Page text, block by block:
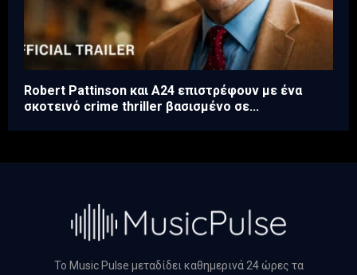
Robert Pattinson και A24 επιστρέφουν με ένα
σκοτεινό crime thriller βασισμένο σε...
Το Music Pulse μεταδίδει καθημερινά 24 ώρες τα